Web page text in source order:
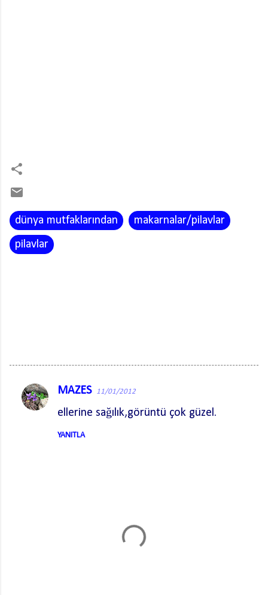
dünya mutfaklarından
makarnalar/pilavlar
pilavlar
Y
MAZES 11/01/2012
ellerine sağılık,görüntü çok güzel.
YANITLA